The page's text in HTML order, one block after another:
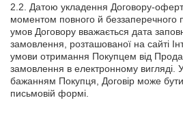
2.2. Датою укладення Договору-
моментом повного й беззаперечного
умов Договору вважається дата
замовлення, розташованої на сайті
умови отримання Покупцем від
замовлення в електронному вигляді. У
бажанням Покупця, Договір може
письмовій формі.